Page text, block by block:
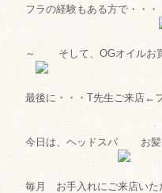
フラの経験もある方で・・・
～ そして、OGオイルお
最後に・・・T先生ご来店←
今日は、ヘッドスパ お髪
毎月 お手入れにご来店いた